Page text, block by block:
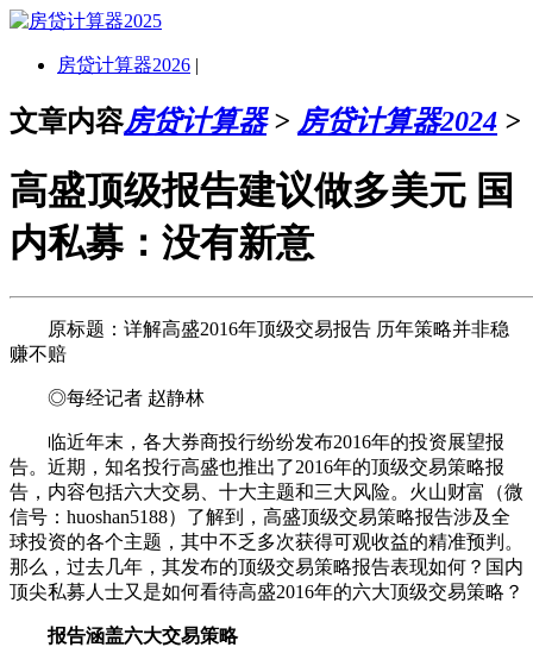
房贷计算器2026 |
文章内容房贷计算器> 房贷计算器2024 >
高盛顶级报告建议做多美元 国
内私募：没有新意
原标题：详解高盛2016年顶级交易报告 历年策略并非稳
赚不赔
◎每经记者 赵静林
临近年末，各大券商投行纷纷发布2016年的投资展望报
告。近期，知名投行高盛也推出了2016年的顶级交易策略报
告，内容包括六大交易、十大主题和三大风险。火山财富（微
信号：huoshan5188）了解到，高盛顶级交易策略报告涉及全
球投资的各个主题，其中不乏多次获得可观收益的精准预判。
那么，过去几年，其发布的顶级交易策略报告表现如何？国内
顶尖私募人士又是如何看待高盛2016年的六大顶级交易策略？
报告涵盖六大交易策略